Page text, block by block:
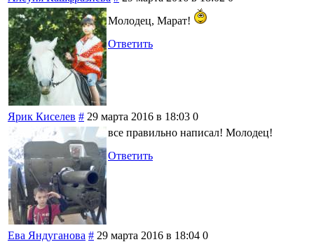
Молодец, Марат!
Ответить
Ярик Киселев # 29 марта 2016 в 18:03 0
все правильно написал! Молодец!
Ответить
Ева Яндуганова # 29 марта 2016 в 18:04 0